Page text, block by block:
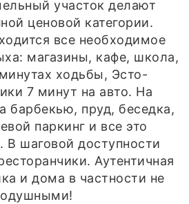
участок делают
ценовой категории.
все необходимое
магазины, кафе, школа,
ходьбы, Эсто-
7 минут на авто. На
барбекью, пруд, беседка,
паркинг и все это
В шаговой доступности
Аутентичная
и дома в частности не